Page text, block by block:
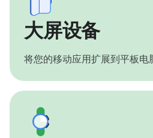
大屏设备
将您的移动应用扩展到平板电